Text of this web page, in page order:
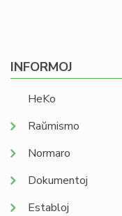
INFORMOJ
HeKo
Raŭmismo
Normaro
Dokumentoj
Establoj